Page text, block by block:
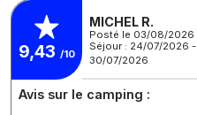
9,43 /10
MICHEL R.
Posté le 03/08/2026
Séjour : 24/07/2026 -
30/07/2026
Avis sur le camping :